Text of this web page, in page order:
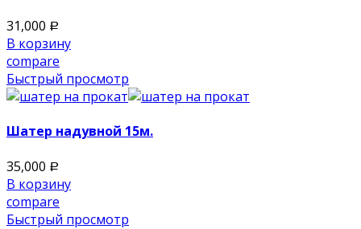
31,000 Р
В корзину
compare
Быстрый просмотр
Шатер надувной 15м.
35,000 Р
В корзину
compare
Быстрый просмотр